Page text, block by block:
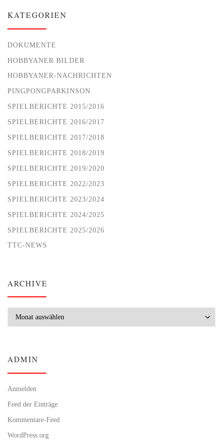
KATEGORIEN
DOKUMENTE
HOBBYANER BILDER
HOBBYANER-NACHRICHTEN
PINGPONGPARKINSON
SPIELBERICHTE 2015/2016
SPIELBERICHTE 2016/2017
SPIELBERICHTE 2017/2018
SPIELBERICHTE 2018/2019
SPIELBERICHTE 2019/2020
SPIELBERICHTE 2022/2023
SPIELBERICHTE 2023/2024
SPIELBERICHTE 2024/2025
SPIELBERICHTE 2025/2026
TTC-NEWS
ARCHIVE
ADMIN
Anmelden
Feed der Einträge
Kommentare-Feed
WordPress.org